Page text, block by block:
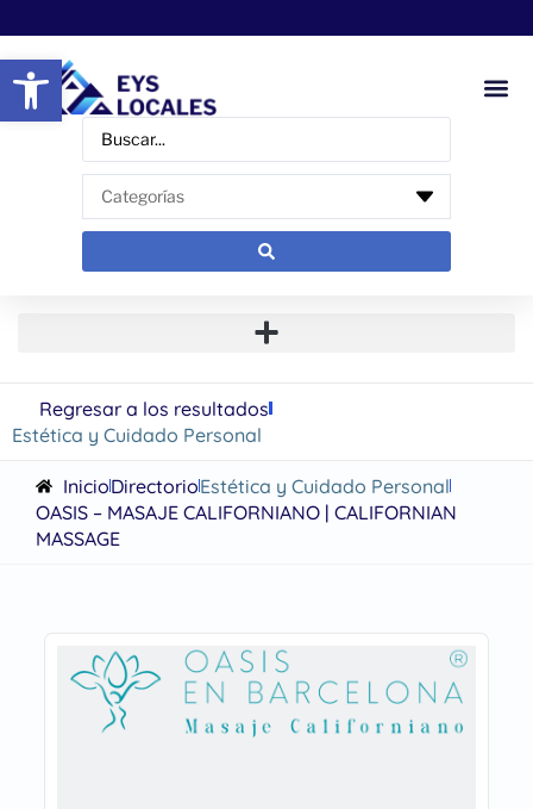
Abrir barra de herramientas
Regresar a los resultados
Estética y Cuidado Personal
InicioDirectorioEstética y Cuidado Personal
OASIS – MASAJE CALIFORNIANO | CALIFORNIAN
MASSAGE